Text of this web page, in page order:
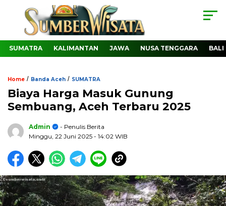
SUMATRA KALIMANTAN JAWA NUSA TENGGARA BALI
Home / Banda Aceh / SUMATRA
Biaya Harga Masuk Gunung
Sembuang, Aceh Terbaru 2025
Admin
- Penulis Berita
Minggu, 22 Juni 2025 - 14:02 WIB